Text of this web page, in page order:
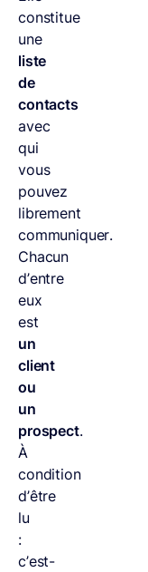
constitue
une
liste
de
contacts
avec
qui
vous
pouvez
librement
communiquer.
Chacun
d’entre
eux
est
un
client
ou
un
prospect.
À
condition
d’être
lu
:
c’est-